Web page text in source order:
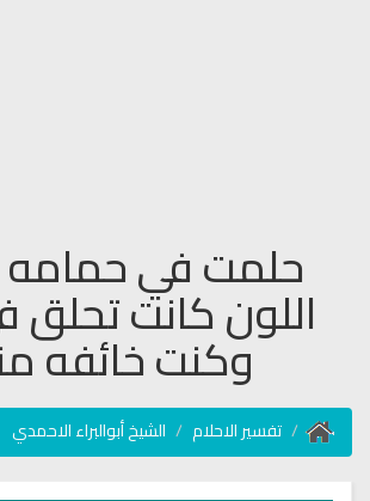
حلمت في حمامه
اللون كانت تحلق
وكنت خائفه
تفسير الاحلام الشيخ أبوالبراء الاحمدي